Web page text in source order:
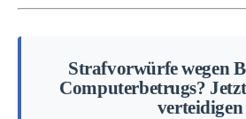
Strafvorwürfe wegen
Computerbetrugs?
verteidigen